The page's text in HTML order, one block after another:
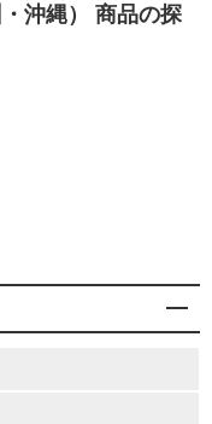
沖縄） 商品の探